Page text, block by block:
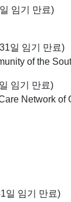
임기 만료)
일 임기 만료)
of the
임기 만료)
Network of
일 임기 만료)